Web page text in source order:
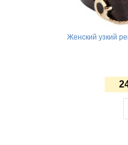
Женский узкий